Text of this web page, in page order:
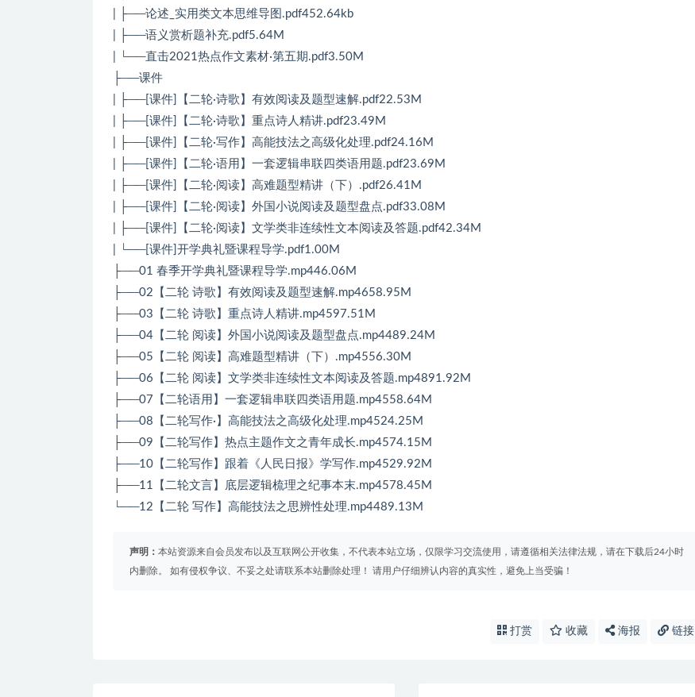
| ├──论述_实用类文本思维导图.pdf452.64kb
| ├──语义赏析题补充.pdf5.64M
| └──直击2021热点作文素材·第五期.pdf3.50M
├──课件
| ├──[课件]【二轮·诗歌】有效阅读及题型速解.pdf22.53M
| ├──[课件]【二轮·诗歌】重点诗人精讲.pdf23.49M
| ├──[课件]【二轮·写作】高能技法之高级化处理.pdf24.16M
| ├──[课件]【二轮·语用】一套逻辑串联四类语用题.pdf23.69M
| ├──[课件]【二轮·阅读】高难题型精讲（下）.pdf26.41M
| ├──[课件]【二轮·阅读】外国小说阅读及题型盘点.pdf33.08M
| ├──[课件]【二轮·阅读】文学类非连续性文本阅读及答题.pdf42.34M
| └──[课件]开学典礼暨课程导学.pdf1.00M
├──01 春季开学典礼暨课程导学.mp446.06M
├──02【二轮 诗歌】有效阅读及题型速解.mp4658.95M
├──03【二轮 诗歌】重点诗人精讲.mp4597.51M
├──04【二轮 阅读】外国小说阅读及题型盘点.mp4489.24M
├──05【二轮 阅读】高难题型精讲（下）.mp4556.30M
├──06【二轮 阅读】文学类非连续性文本阅读及答题.mp4891.92M
├──07【二轮语用】一套逻辑串联四类语用题.mp4558.64M
├──08【二轮写作·】高能技法之高级化处理.mp4524.25M
├──09【二轮写作】热点主题作文之青年成长.mp4574.15M
├──10【二轮写作】跟着《人民日报》学写作.mp4529.92M
├──11【二轮文言】底层逻辑梳理之纪事本末.mp4578.45M
└──12【二轮 写作】高能技法之思辨性处理.mp4489.13M
声明： 本站资源来自会员发布以及互联网公开收集，不代表本站立场，仅限学习交流使用，请遵循相关法律法规，请在下载后24小时
内删除。 如有侵权争议、不妥之处请联系本站删除处理！ 请用户仔细辨认内容的真实性，避免上当受骗！
打赏 收藏 海报 链接